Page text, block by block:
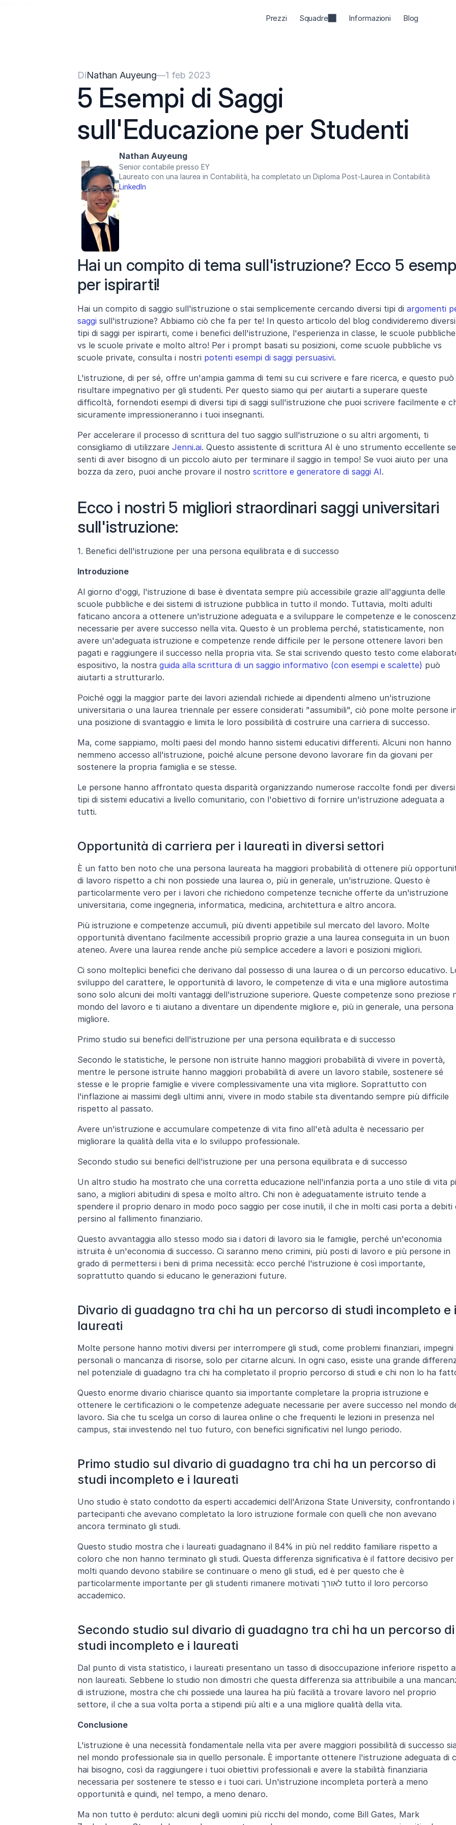
Prezzi Squadre Informazioni Blog
DiNathan Auyeung—1 feb 2023
5 Esempi di Saggi
sull'Educazione per Studenti
Nathan Auyeung
Senior contabile presso EY
Laureato con una laurea in Contabilità, ha completato un Diploma Post-Laurea in Contabilità
LinkedIn
Hai un compito di tema sull'istruzione? Ecco 5
per ispirarti!
Hai un compito di saggio sull'istruzione o stai semplicemente cercando diversi tipi di argomenti
saggi sull'istruzione? Abbiamo ciò che fa per te! In questo articolo del blog condivideremo diversi
tipi di saggi per ispirarti, come i benefici dell'istruzione, l'esperienza in classe, le scuole pubbliche
vs le scuole private e molto altro! Per i prompt basati su posizioni, come scuole pubbliche vs
scuole private, consulta i nostri potenti esempi di saggi persuasivi.
L'istruzione, di per sé, offre un'ampia gamma di temi su cui scrivere e fare ricerca, e questo può
risultare impegnativo per gli studenti. Per questo siamo qui per aiutarti a superare queste
difficoltà, fornendoti esempi di diversi tipi di saggi sull'istruzione che puoi scrivere facilmente e
sicuramente impressioneranno i tuoi insegnanti.
Per accelerare il processo di scrittura del tuo saggio sull'istruzione o su altri argomenti, ti
consigliamo di utilizzare Jenni.ai. Questo assistente di scrittura AI è uno strumento eccellente se
senti di aver bisogno di un piccolo aiuto per terminare il saggio in tempo! Se vuoi aiuto per una
bozza da zero, puoi anche provare il nostro scrittore e generatore di saggi AI.
Ecco i nostri 5 migliori straordinari saggi universitari
sull'istruzione:
1. Benefici dell'istruzione per una persona equilibrata e di successo
Introduzione
Al giorno d'oggi, l'istruzione di base è diventata sempre più accessibile grazie all'aggiunta delle
scuole pubbliche e dei sistemi di istruzione pubblica in tutto il mondo. Tuttavia, molti adulti
faticano ancora a ottenere un'istruzione adeguata e a sviluppare le competenze e le
necessarie per avere successo nella vita. Questo è un problema perché, statisticamente, non
avere un'adeguata istruzione e competenze rende difficile per le persone ottenere lavori ben
pagati e raggiungere il successo nella propria vita. Se stai scrivendo questo testo come
espositivo, la nostra guida alla scrittura di un saggio informativo (con esempi e scalette) può
aiutarti a strutturarlo.
Poiché oggi la maggior parte dei lavori aziendali richiede ai dipendenti almeno un'istruzione
universitaria o una laurea triennale per essere considerati "assumibili", ciò pone molte persone
una posizione di svantaggio e limita le loro possibilità di costruire una carriera di successo.
Ma, come sappiamo, molti paesi del mondo hanno sistemi educativi differenti. Alcuni non hanno
nemmeno accesso all'istruzione, poiché alcune persone devono lavorare fin da giovani per
sostenere la propria famiglia e se stesse.
Le persone hanno affrontato questa disparità organizzando numerose raccolte fondi per diversi
tipi di sistemi educativi a livello comunitario, con l'obiettivo di fornire un'istruzione adeguata a
tutti.
Opportunità di carriera per i laureati in diversi settori
È un fatto ben noto che una persona laureata ha maggiori probabilità di ottenere più
di lavoro rispetto a chi non possiede una laurea o, più in generale, un'istruzione. Questo è
particolarmente vero per i lavori che richiedono competenze tecniche offerte da un'istruzione
universitaria, come ingegneria, informatica, medicina, architettura e altro ancora.
Più istruzione e competenze accumuli, più diventi appetibile sul mercato del lavoro. Molte
opportunità diventano facilmente accessibili proprio grazie a una laurea conseguita in un buon
ateneo. Avere una laurea rende anche più semplice accedere a lavori e posizioni migliori.
Ci sono molteplici benefici che derivano dal possesso di una laurea o di un percorso educativo.
sviluppo del carattere, le opportunità di lavoro, le competenze di vita e una migliore autostima
sono solo alcuni dei molti vantaggi dell'istruzione superiore. Queste competenze sono preziose
mondo del lavoro e ti aiutano a diventare un dipendente migliore e, più in generale, una persona
migliore.
Primo studio sui benefici dell'istruzione per una persona equilibrata e di successo
Secondo le statistiche, le persone non istruite hanno maggiori probabilità di vivere in povertà,
mentre le persone istruite hanno maggiori probabilità di avere un lavoro stabile, sostenere sé
stesse e le proprie famiglie e vivere complessivamente una vita migliore. Soprattutto con
l'inflazione ai massimi degli ultimi anni, vivere in modo stabile sta diventando sempre più difficile
rispetto al passato.
Avere un'istruzione e accumulare competenze di vita fino all'età adulta è necessario per
migliorare la qualità della vita e lo sviluppo professionale.
Secondo studio sui benefici dell'istruzione per una persona equilibrata e di successo
Un altro studio ha mostrato che una corretta educazione nell'infanzia porta a uno stile di vita
sano, a migliori abitudini di spesa e molto altro. Chi non è adeguatamente istruito tende a
spendere il proprio denaro in modo poco saggio per cose inutili, il che in molti casi porta a debiti
persino al fallimento finanziario.
Questo avvantaggia allo stesso modo sia i datori di lavoro sia le famiglie, perché un'economia
istruita è un'economia di successo. Ci saranno meno crimini, più posti di lavoro e più persone in
grado di permettersi i beni di prima necessità: ecco perché l'istruzione è così importante,
soprattutto quando si educano le generazioni future.
Divario di guadagno tra chi ha un percorso di studi incompleto e
laureati
Molte persone hanno motivi diversi per interrompere gli studi, come problemi finanziari, impegni
personali o mancanza di risorse, solo per citarne alcuni. In ogni caso, esiste una grande
nel potenziale di guadagno tra chi ha completato il proprio percorso di studi e chi non lo ha
Questo enorme divario chiarisce quanto sia importante completare la propria istruzione e
ottenere le certificazioni o le competenze adeguate necessarie per avere successo nel mondo
lavoro. Sia che tu scelga un corso di laurea online o che frequenti le lezioni in presenza nel
campus, stai investendo nel tuo futuro, con benefici significativi nel lungo periodo.
Primo studio sul divario di guadagno tra chi ha un percorso di
studi incompleto e i laureati
Uno studio è stato condotto da esperti accademici dell'Arizona State University, confrontando i
partecipanti che avevano completato la loro istruzione formale con quelli che non avevano
ancora terminato gli studi.
Questo studio mostra che i laureati guadagnano il 84% in più nel reddito familiare rispetto a
coloro che non hanno terminato gli studi. Questa differenza significativa è il fattore decisivo per
molti quando devono stabilire se continuare o meno gli studi, ed è per questo che è
particolarmente importante per gli studenti rimanere motivati לאורך tutto il loro percorso
accademico.
Secondo studio sul divario di guadagno tra chi ha un percorso di
studi incompleto e i laureati
Dal punto di vista statistico, i laureati presentano un tasso di disoccupazione inferiore rispetto
non laureati. Sebbene lo studio non dimostri che questa differenza sia attribuibile a una
di istruzione, mostra che chi possiede una laurea ha più facilità a trovare lavoro nel proprio
settore, il che a sua volta porta a stipendi più alti e a una migliore qualità della vita.
Conclusione
L'istruzione è una necessità fondamentale nella vita per avere maggiori possibilità di successo
nel mondo professionale sia in quello personale. È importante ottenere l'istruzione adeguata di
hai bisogno, così da raggiungere i tuoi obiettivi professionali e avere la stabilità finanziaria
necessaria per sostenere te stesso e i tuoi cari. Un'istruzione incompleta porterà a meno
opportunità e quindi, nel tempo, a meno denaro.
Ma non tutto è perduto: alcuni degli uomini più ricchi del mondo, come Bill Gates, Mark